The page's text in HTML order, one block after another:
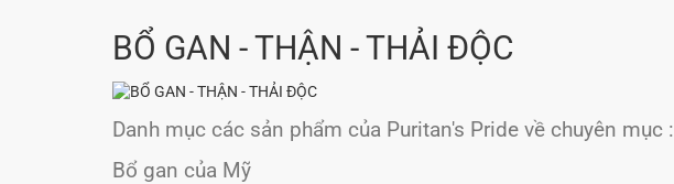
BỔ GAN - THẬN - THẢI ĐỘC
Danh mục các sản phẩm của Puritan's Pride về chuyên mục :
Bổ gan của Mỹ